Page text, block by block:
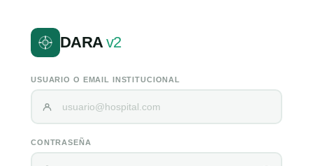
DARAv2
USUARIO O EMAIL INSTITUCIONAL
CONTRASEÑA